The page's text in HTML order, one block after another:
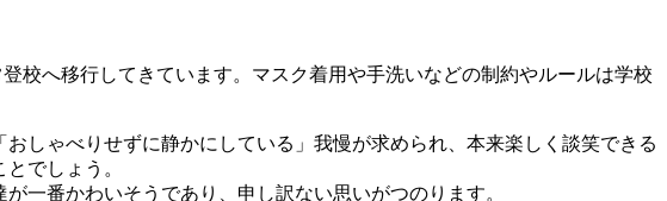
校へ移行してきています。マスク着用や手洗いなどの制約やルールは学校
しゃべりせずに静かにしている」我慢が求められ、本来楽しく談笑できる
でしょう。
一番かわいそうであり、申し訳ない思いがつのります。